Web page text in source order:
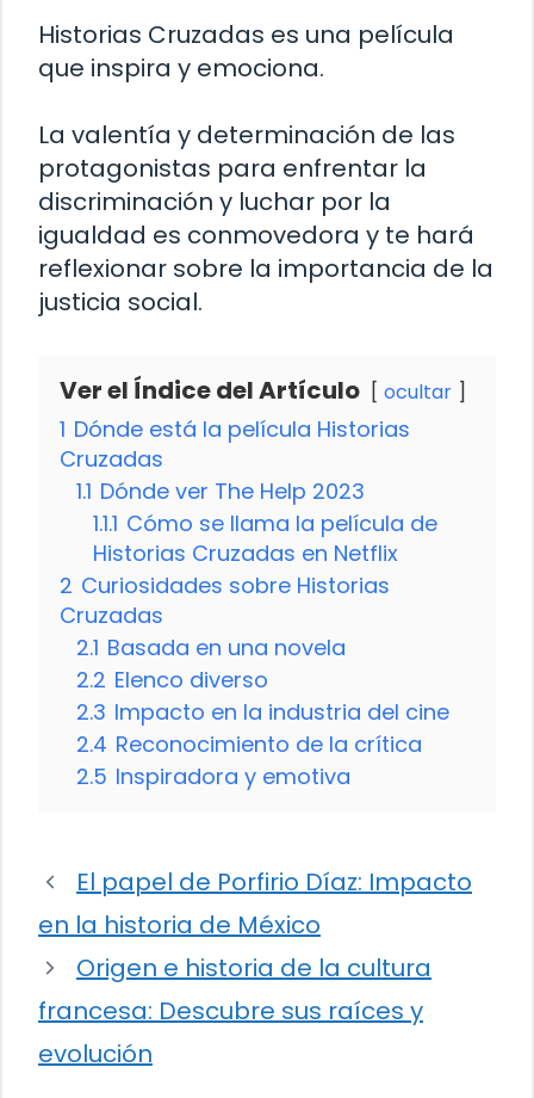
Historias Cruzadas es una película
que inspira y emociona.
La valentía y determinación de las
protagonistas para enfrentar la
discriminación y luchar por la
igualdad es conmovedora y te hará
reflexionar sobre la importancia de la
justicia social.
Ver el Índice del Artículo ocultar
1 Dónde está la película Historias
Cruzadas
1.1 Dónde ver The Help 2023
1.1.1 Cómo se llama la película de
Historias Cruzadas en Netflix
2 Curiosidades sobre Historias
Cruzadas
2.1 Basada en una novela
2.2 Elenco diverso
2.3 Impacto en la industria del cine
2.4 Reconocimiento de la crítica
2.5 Inspiradora y emotiva
El papel de Porfirio Díaz: Impacto
en la historia de México
Origen e historia de la cultura
francesa: Descubre sus raíces y
evolución